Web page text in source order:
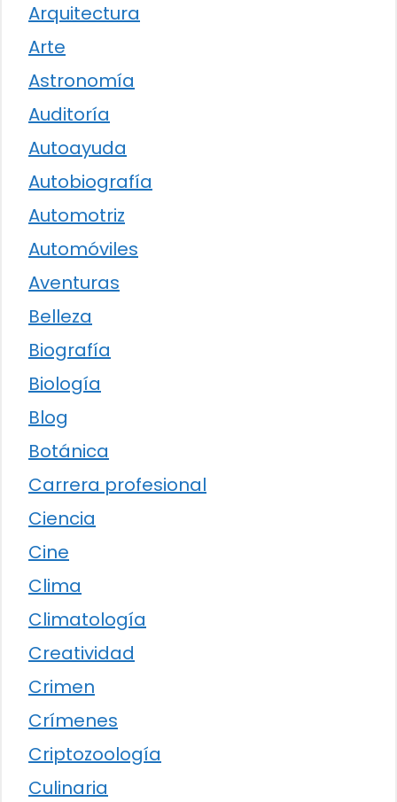
Arquitectura
Arte
Astronomía
Auditoría
Autoayuda
Autobiografía
Automotriz
Automóviles
Aventuras
Belleza
Biografía
Biología
Blog
Botánica
Carrera profesional
Ciencia
Cine
Clima
Climatología
Creatividad
Crimen
Crímenes
Criptozoología
Culinaria